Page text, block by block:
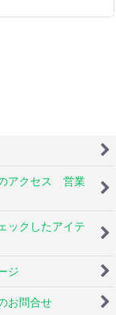
アクセス 営業
ックしたアイテ
ジ
お問合せ